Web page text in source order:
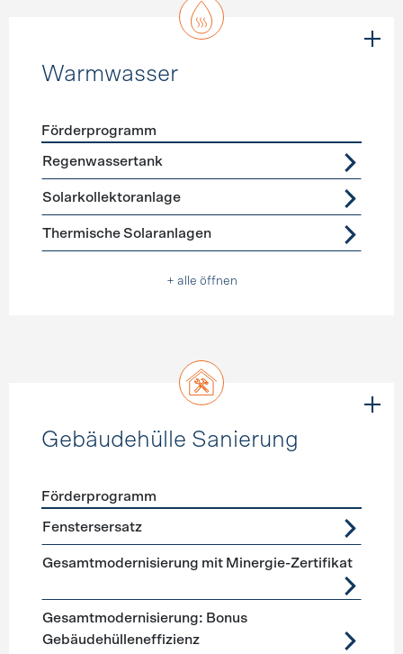
Warmwasser
Förderprogramme
Förderprogramm
Regenwassertank
Solarkollektoranlage
Thermische Solaranlagen
+ alle öffnen
Gebäudehülle Sanierung
Förderprogramme
Förderprogramm
Fenstersersatz
Gesamtmodernisierung mit Minergie-Zertifikat
Gesamtmodernisierung: Bonus
Gebäudehülleneffizienz